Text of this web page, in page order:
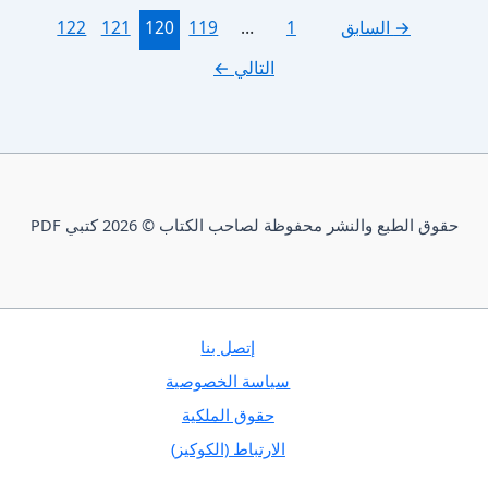
→ السابق 1
…
119
120
121
122
التالي ←
حقوق الطبع والنشر محفوظة لصاحب الكتاب © 2026 كتبي PDF
إتصل بنا
سياسة الخصوصية
حقوق الملكية
الارتباط (الكوكيز)